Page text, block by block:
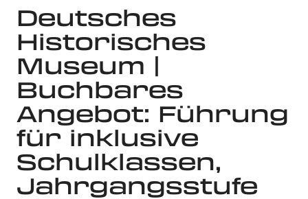
Deutsches
Historisches
Museum |
Buchbares
Angebot: Führung
für inklusive
Schulklassen,
Jahrgangsstufe